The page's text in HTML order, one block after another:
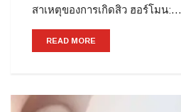
สาเหตุของการเกิดสิว ฮอร์โมน:…
READ MORE